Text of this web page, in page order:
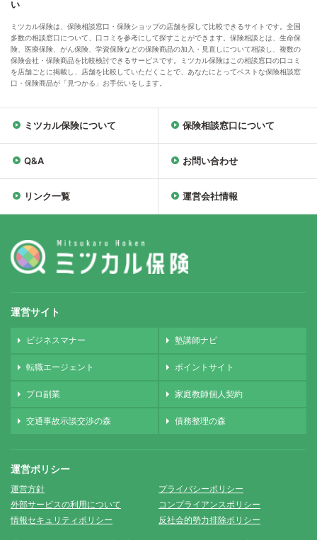
い
ミツカル保険は、保険相談窓口・保険ショップの店舗を探して比較できるサイトです。全国
多数の相談窓口について、口コミを参考にして探すことができます。保険相談とは、生命保
険、医療保険、がん保険、学資保険などの保険商品の加入・見直しについて相談し、複数の
保険会社・保険商品を比較検討できるサービスです。ミツカル保険はこの相談窓口の口コミ
を店舗ごとに掲載し、店舗を比較していただくことで、あなたにとってベストな保険相談窓
口・保険商品が「見つかる」お手伝いをします。
ミツカル保険について 保険相談窓口について
Q&A お問い合わせ
リンク一覧 運営会社情報
運営サイト
ビジネスマナー 塾講師ナビ
転職エージェント ポイントサイト
プロ副業 家庭教師個人契約
交通事故示談交渉の森 債務整理の森
運営ポリシー
運営方針
プライバシーポリシー
外部サービスの利用について
コンプライアンスポリシー
情報セキュリティポリシー
反社会的勢力排除ポリシー